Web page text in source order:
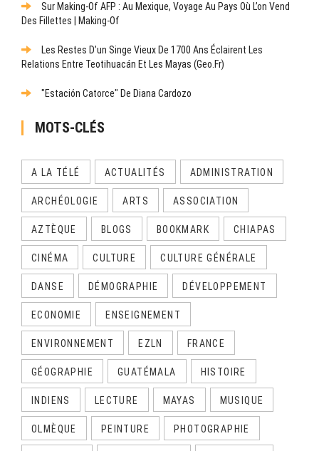
Sur Making-Of AFP : Au Mexique, Voyage Au Pays Où L’on Vend
Des Fillettes | Making-Of
Les Restes D’un Singe Vieux De 1700 Ans Éclairent Les
Relations Entre Teotihuacán Et Les Mayas (Geo.fr)
"Estación Catorce" De Diana Cardozo
MOTS-CLÉS
A LA TÉLÉ ACTUALITÉS ADMINISTRATION
ARCHÉOLOGIE ARTS ASSOCIATION
AZTÈQUE BLOGS BOOKMARK CHIAPAS
CINÉMA CULTURE CULTURE GÉNÉRALE
DANSE DÉMOGRAPHIE DÉVELOPPEMENT
ECONOMIE ENSEIGNEMENT
ENVIRONNEMENT EZLN FRANCE
GÉOGRAPHIE GUATÉMALA HISTOIRE
INDIENS LECTURE MAYAS MUSIQUE
OLMÈQUE PEINTURE PHOTOGRAPHIE